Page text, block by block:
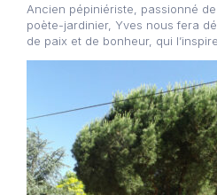
Ancien pépiniériste, passionné
poète-jardinier, Yves nous fera
de paix et de bonheur, qui